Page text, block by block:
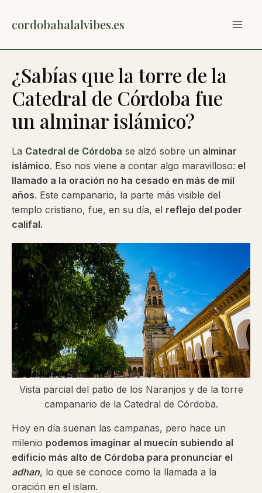
cordobahalalvibes.es
¿Sabías que la torre de la
Catedral de Córdoba fue
un alminar islámico?
La Catedral de Córdoba se alzó sobre un alminar
islámico. Eso nos viene a contar algo maravilloso: el
llamado a la oración no ha cesado en más de mil
años. Este campanario, la parte más visible del
templo cristiano, fue, en su día, el reflejo del poder
califal.
Vista parcial del patio de los Naranjos y de la torre
campanario de la Catedral de Córdoba.
Hoy en día suenan las campanas, pero hace un
milenio podemos imaginar al muecín subiendo al
edificio más alto de Córdoba para pronunciar el
adhan, lo que se conoce como la llamada a la
oración en el islam.